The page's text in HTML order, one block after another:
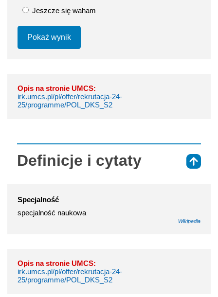
Jeszcze się waham
Pokaż wynik
Opis na stronie UMCS:
irk.umcs.pl/pl/offer/rekrutacja-24-
25/programme/POL_DKS_S2
Definicje i cytaty
Specjalność
specjalność naukowa
Wikipedia
Opis na stronie UMCS:
irk.umcs.pl/pl/offer/rekrutacja-24-
25/programme/POL_DKS_S2